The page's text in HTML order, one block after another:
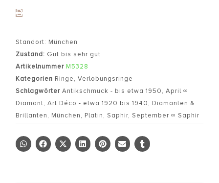
Standort: München
Zustand: Gut bis sehr gut
Artikelnummer M5328
Kategorien Ringe, Verlobungsringe
Schlagwörter Antikschmuck - bis etwa 1950, April ∞
Diamant, Art Déco - etwa 1920 bis 1940, Diamanten &
Brillanten, München, Platin, Saphir, September ∞ Saphir